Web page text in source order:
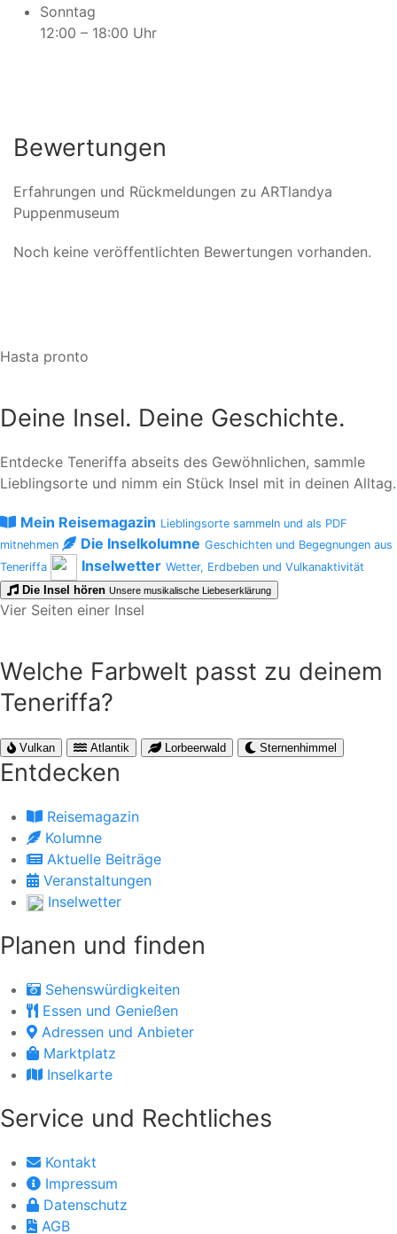
Sonntag
12:00 – 18:00 Uhr
Bewertungen
Erfahrungen und Rückmeldungen zu ARTlandya
Puppenmuseum
Noch keine veröffentlichten Bewertungen vorhanden.
Hasta pronto
Deine Insel. Deine Geschichte.
Entdecke Teneriffa abseits des Gewöhnlichen, sammle
Lieblingsorte und nimm ein Stück Insel mit in deinen Alltag.
Mein Reisemagazin Lieblingsorte sammeln und als PDF
mitnehmen
Die Inselkolumne Geschichten und Begegnungen aus
Teneriffa
Inselwetter Wetter, Erdbeben und Vulkanaktivität
Die Insel hören Unsere musikalische Liebeserklärung
Vier Seiten einer Insel
Welche Farbwelt passt zu deinem
Teneriffa?
Vulkan Atlantik Lorbeerwald Sternenhimmel
Entdecken
Reisemagazin
Kolumne
Aktuelle Beiträge
Veranstaltungen
Inselwetter
Planen und finden
Sehenswürdigkeiten
Essen und Genießen
Adressen und Anbieter
Marktplatz
Inselkarte
Service und Rechtliches
Kontakt
Impressum
Datenschutz
AGB